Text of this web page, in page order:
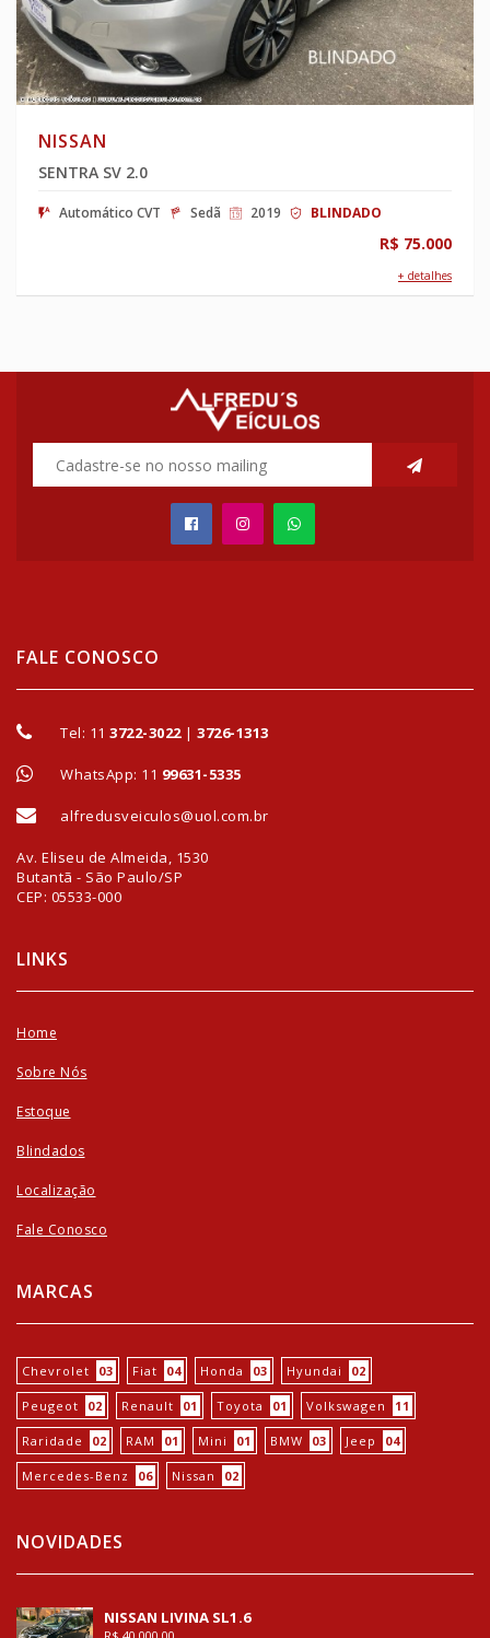
NISSAN
SENTRA SV 2.0
Automático CVT Sedã 2019 BLINDADO
R$ 75.000
+ detalhes
FALE CONOSCO
Tel: 11 3722-3022| 3726-1313
WhatsApp: 11 99631-5335
alfredusveiculos@uol.com.br
Av. Eliseu de Almeida, 1530
Butantã - São Paulo/SP
CEP: 05533-000
LINKS
Home
Sobre Nós
Estoque
Blindados
Localização
Fale Conosco
MARCAS
Chevrolet 03 Fiat 04 Honda 03 Hyundai 02
Peugeot 02 Renault 01 Toyota 01 Volkswagen 11
Raridade 02 RAM 01 Mini 01 BMW 03 Jeep 04
Mercedes-Benz 06 Nissan 02
NOVIDADES
NISSAN LIVINA SL1.6